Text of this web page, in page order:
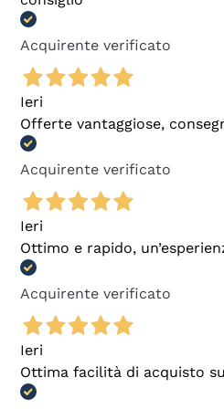
Acquirente verificato
Ieri
Offerte vantaggiose,
Acquirente verificato
Ieri
Ottimo e rapido,
Acquirente verificato
Ieri
Ottima facilità di acquisto